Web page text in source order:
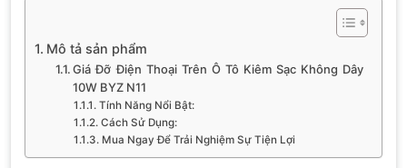
Mô tả sản phẩm
Giá Đỡ Điện Thoại Trên Ô Tô Kiêm Sạc Không Dây
10W BYZ N11
Tính Năng Nổi Bật:
Cách Sử Dụng:
Mua Ngay Để Trải Nghiệm Sự Tiện Lợi